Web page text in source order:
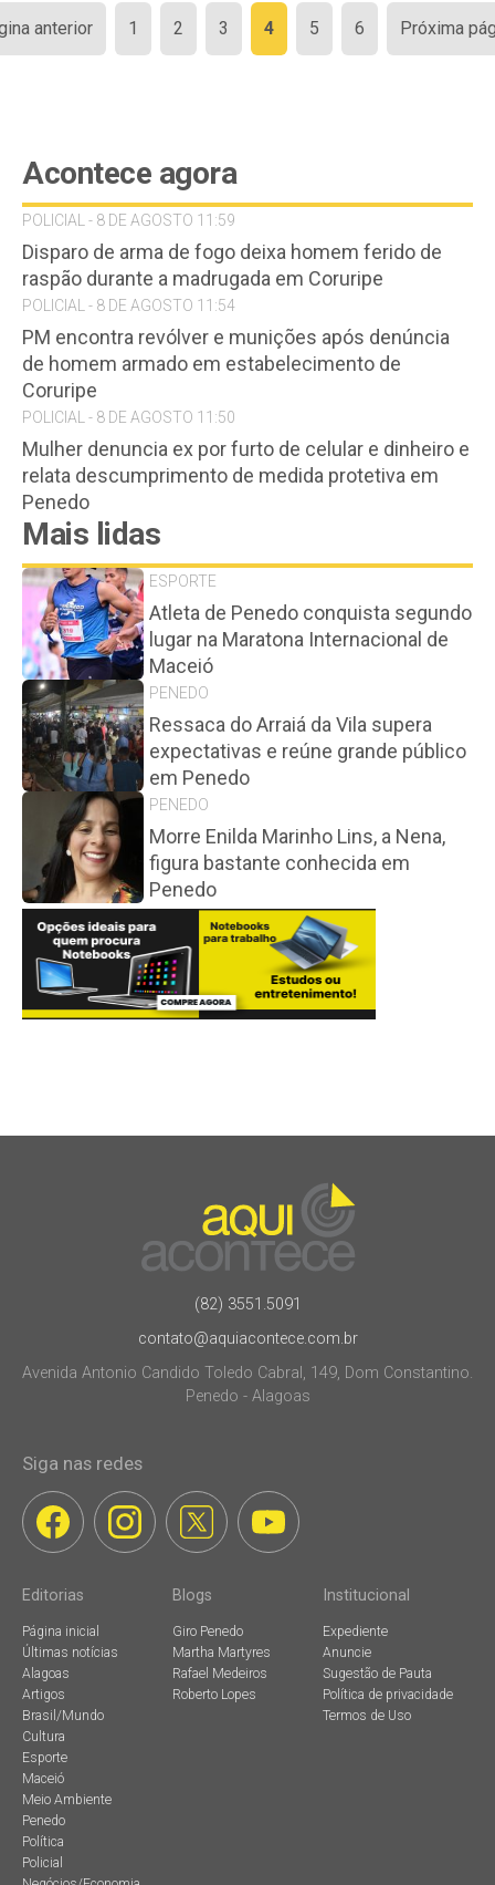
Paginação
de
anterior 1 2 3 4 5 6 Próxima
Acontece agora
POLICIAL - 8 DE AGOSTO 11:59
Disparo de arma de fogo deixa homem ferido de
raspão durante a madrugada em Coruripe
POLICIAL - 8 DE AGOSTO 11:54
PM encontra revólver e munições após denúncia
de homem armado em estabelecimento de
Coruripe
POLICIAL - 8 DE AGOSTO 11:50
Mulher denuncia ex por furto de celular e dinheiro e
relata descumprimento de medida protetiva em
Penedo
Mais lidas
ESPORTE
Atleta de Penedo conquista segundo
lugar na Maratona Internacional de
Maceió
PENEDO
Ressaca do Arraiá da Vila supera
expectativas e reúne grande público
em Penedo
PENEDO
Morre Enilda Marinho Lins, a Nena,
figura bastante conhecida em
Penedo
(82) 3551.5091
contato@aquiacontece.com.br
Avenida Antonio Candido Toledo Cabral, 149, Dom Constantino.
Penedo - Alagoas
Siga nas redes
Editorias
Página inicial
Últimas notícias
Alagoas
Artigos
Brasil/Mundo
Cultura
Esporte
Maceió
Meio Ambiente
Penedo
Política
Policial
Blogs
Giro Penedo
Martha Martyres
Rafael Medeiros
Roberto Lopes
Institucional
Expediente
Anuncie
Sugestão de Pauta
Política de privacidade
Termos de Uso